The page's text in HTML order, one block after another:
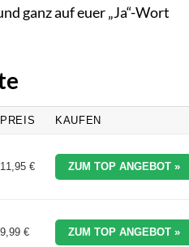
ganz auf euer „Ja“-Wort
PREIS KAUFEN
11,95 € ZUM TOP ANGEBOT »
9,99 € ZUM TOP ANGEBOT »